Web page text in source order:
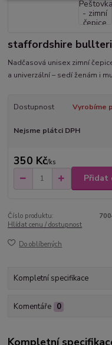
staffordshire
Nadčasová unisex zimní
a univerzální – sedí ženám i
Dostupnost Vyrobíme
Nejsme plátci DPH
350 Kč/ks
Přidat
Číslo produktu:
Hlídat cenu / dostupnost
Do oblíbených
Kompletní specifikace
Komentáře 0
Kompletní